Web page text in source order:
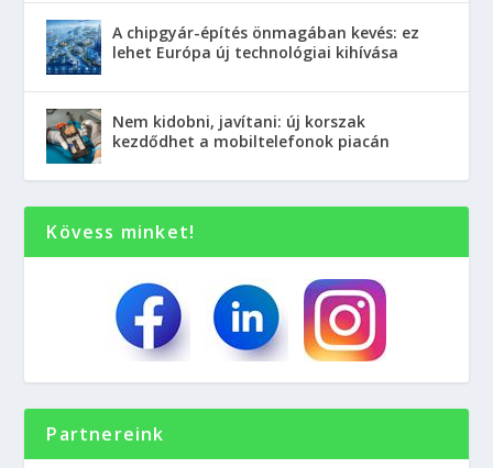
A chipgyár-építés önmagában kevés: ez
lehet Európa új technológiai kihívása
Nem kidobni, javítani: új korszak
kezdődhet a mobiltelefonok piacán
Kövess minket!
Partnereink